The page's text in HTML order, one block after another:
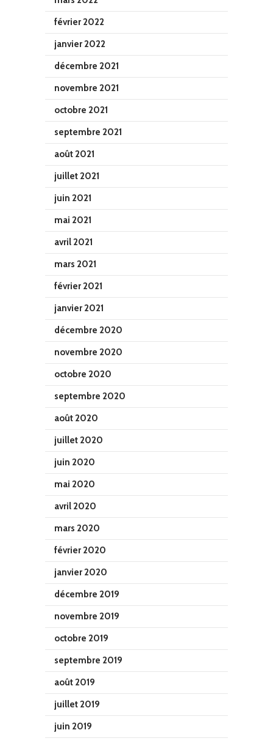
février 2022
janvier 2022
décembre 2021
novembre 2021
octobre 2021
septembre 2021
août 2021
juillet 2021
juin 2021
mai 2021
avril 2021
mars 2021
février 2021
janvier 2021
décembre 2020
novembre 2020
octobre 2020
septembre 2020
août 2020
juillet 2020
juin 2020
mai 2020
avril 2020
mars 2020
février 2020
janvier 2020
décembre 2019
novembre 2019
octobre 2019
septembre 2019
août 2019
juillet 2019
juin 2019